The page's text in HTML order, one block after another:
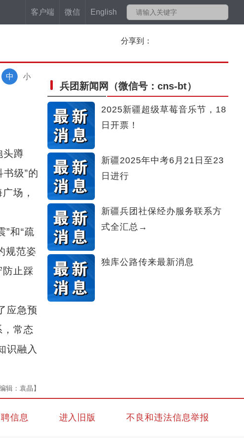
客户端 微信 English
分享到：
小
中
蹲
级”的
场，
和“疏
规范姿
止踩
应急预
常态
识融入
编辑：袁晶】
兵团新闻网 （微信号：cns-bt）
2025新疆超级草莓音乐节，18
日开票！
新疆2025年中考6月21日至23
日进行
新疆兵团社保经办服务联系方
式全汇总→
独库公路传来最新消息
信息 进入旧版 不良和违法信息举报